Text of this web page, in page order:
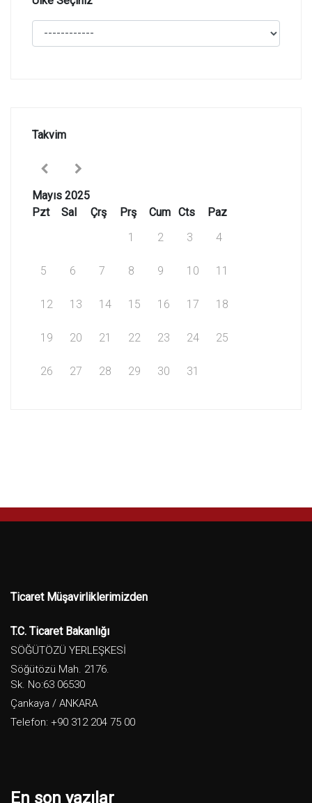
Takvim
Mayıs 2025
Pzt
Sal Çrş Prş Cum Cts
Paz
1
2 3 4
5 6 7 8 9 10 11
12 13 14 15 16 17 18
19 20 21 22 23 24 25
26 27 28 29 30 31
Ticaret Müşavirliklerimizden
T.C. Ticaret Bakanlığı
SÖĞÜTÖZÜ YERLEŞKESİ
Söğütözü Mah. 2176.
Sk. No:63 06530
Çankaya / ANKARA
Telefon: +90 312 204 75 00
En son yazılar